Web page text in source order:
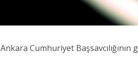
Ankara Cumhuriyet